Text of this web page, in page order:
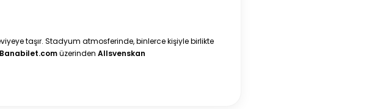
taşır. Stadyum atmosferinde, binlerce kişiyle birlikte
Banabilet.comüzerinden Allsvenskan